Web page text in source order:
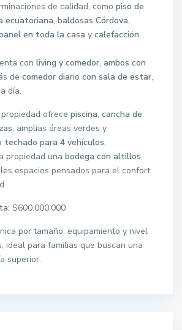
de calidad, como piso de
ecuatoriana, baldosas Córdova,
en toda la casa y calefacción
con living y comedor, ambos con
de comedor diario con sala de estar,
día.
ofrece piscina, cancha de
, amplias áreas verdes y
para 4 vehículos.
propiedad una bodega con altillos,
espacios pensados para el confort
$600.000.000
por tamaño, equipamiento y nivel
ideal para familias que buscan una
superior.